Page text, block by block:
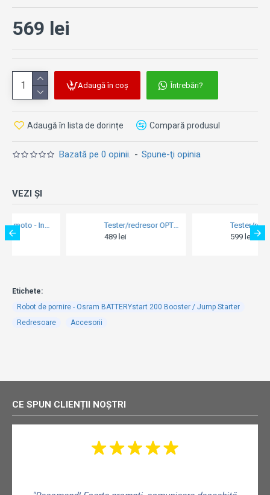
Dimensiuni: 169 x 89 x 20 mm.
Bazată pe 0 opinii. - Spune-ţi opinia
569 lei
Adaugă în coș Întrebări?
Adaugă în lista de dorințe Compară produsul
VEZI ȘI
Tester/redresor OPTIMATE 3 (MAX 0.8AH) TM-430
Tester/redresor OPTIMATE 5 Select (6V MAX 4AH /12V MAX 2.8AH) TM-320
Etichete:
Robot de pornire - Osram BATTERYstart 200 Booster / Jump Starter
Redresoare
Accesorii
CE SPUN CLIENȚII NOȘTRI